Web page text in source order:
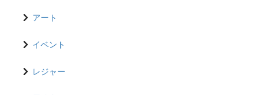
アート
イベント
レジャー